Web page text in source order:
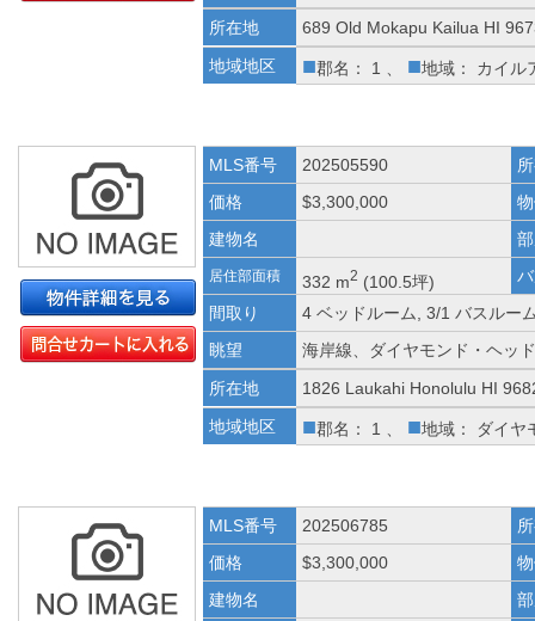
所在地
689 Old Mokapu Kailua HI
地域地区
■郡名： 1 、 ■地域： カイル
MLS番号 202505590
価格
$3,300,000
建物名
居住部面積 332 m2 (100.5坪)
間取り
4 ベッドルーム, 3/1 バスルー
眺望
海岸線、ダイヤモンド・ヘッ
所在地
1826 Laukahi Honolulu HI
地域地区
■郡名： 1 、 ■地域： ダイヤ
MLS番号 202506785
価格
$3,300,000
建物名